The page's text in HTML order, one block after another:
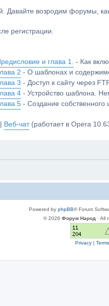
Давайте возродим форумы,
регистрации.
и глава 1.
- Как
2 - О шаблонах и
3 - Доступ к сайту через
4 - Устройство шаблона.
5 - Создание
| Веб-чат(работает в Opera
Powered by phpBB® Forum
© 2026 Форум Народ · All
Privacy| Terms